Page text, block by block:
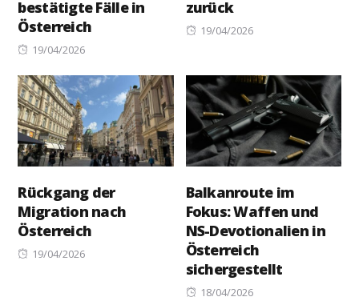
bestätigte Fälle in
Österreich
Posted
19/04/2026
zurück
Posted
19/04/2026
Rückgang der
Migration nach
Österreich
Posted
19/04/2026
Balkanroute im
Fokus: Waffen und
NS-Devotionalien in
Österreich
sichergestellt
Posted
18/04/2026